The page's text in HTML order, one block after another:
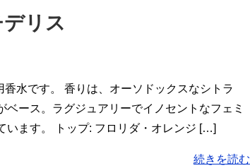
リス
水です。 香りは、オーソドックスなシトラ
ベース。ラグジュアリーでイノセントなフェミ
います。 トップ: フロリダ・オレンジ […]
続きを読む